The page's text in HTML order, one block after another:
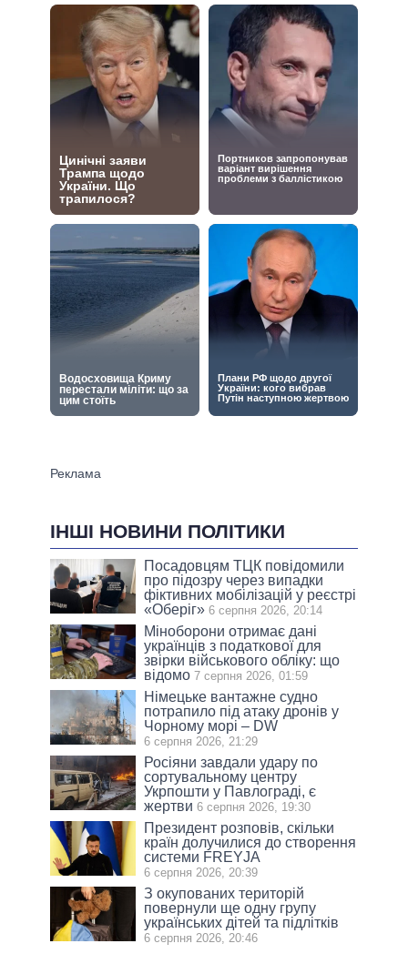
ІНШІ НОВИНИ ПОЛІТИКИ
Посадовцям ТЦК повідомили
про підозру через випадки
фіктивних мобілізацій у реєстрі
«Оберіг» 6 серпня 2026, 20:14
Міноборони отримає дані
українців з податкової для
звірки військового обліку: що
відомо 7 серпня 2026, 01:59
Німецьке вантажне судно
потрапило під атаку дронів у
Чорному морі – DW
6 серпня 2026, 21:29
Росіяни завдали удару по
сортувальному центру
Укрпошти у Павлограді, є
жертви 6 серпня 2026, 19:30
Президент розповів, скільки
країн долучилися до створення
системи FREYJA
6 серпня 2026, 20:39
З окупованих територій
повернули ще одну групу
українських дітей та підлітків
6 серпня 2026, 20:46